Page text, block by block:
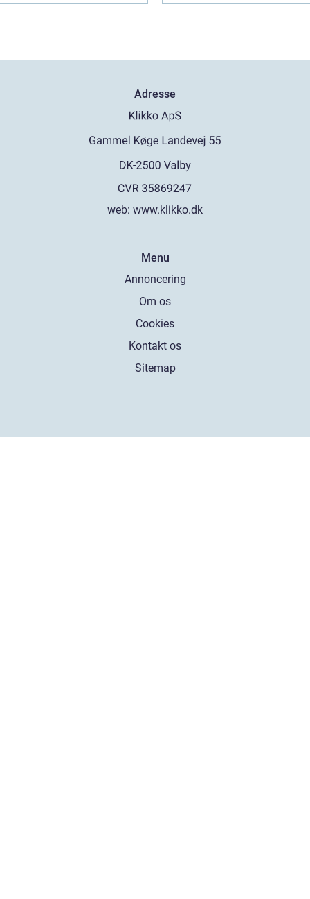
Adresse
web: www.klikko.dk
Menu
Annoncering
Om os
Cookies
Kontakt os
Sitemap